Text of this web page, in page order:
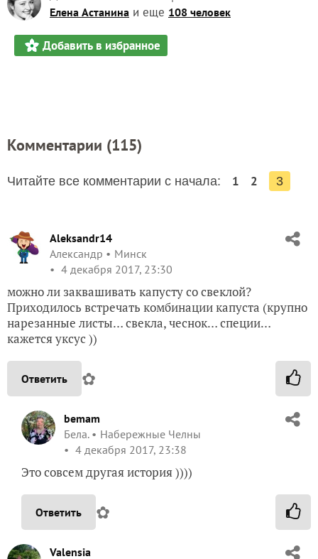
Елена Астанина и еще 108 человек
Добавить в избранное
Комментарии (115)
Читайте все комментарии с начала: 1 2 3
Aleksandr14
Александр
Минск
4 декабря 2017, 23:30
можно ли заквашивать капусту со свеклой?
Приходилось встречать комбинации капуста (крупно
нарезанные листы… свекла, чеснок… специи…
кажется уксус ))
Ответить ✿
bemam
Бела.
Набережные Челны
4 декабря 2017, 23:38
Это совсем другая история ))))
Ответить ✿
Valensia